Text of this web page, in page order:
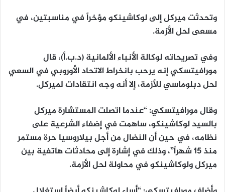
وتحدثت ميركل إلى لوكاشينكو مؤخراً في مناسبتين، في
مسعى لحل الأزمة.
وفي تصريحاته لوكالة الأنباء الألمانية (د.ب.أ)، قال
مورافيتسكي إنه يرحب بانخراط الاتحاد الأوروبي في السعي
لحل دبلوماسي للأزمة، إلا أنه وجه انتقادات لميركل.
وقال مورافيتسكي: “عندما اتصلت المستشارة ميركل
بالسيد لوكاشينكو، ساهمت في إضفاء الشرعية على
نظامه، في حين أن النضال من أجل بيلاروسيا حرة مستمر
منذ 15 شهراً”، وذلك في إشارة إلى محادثات هاتفية بين
ميركل ولوكاشينكو في محاولة لحل الأزمة.